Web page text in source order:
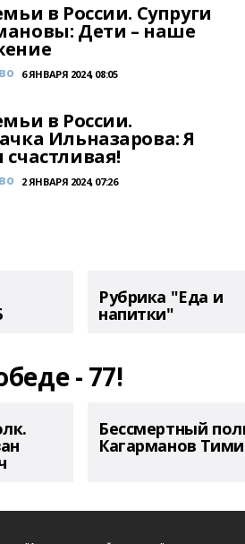
в России. Супруги
Дети – наше
6 ЯНВАРЯ 2024, 08:05
в России.
Ильназарова: Я
счастливая!
2 ЯНВАРЯ 2024, 07:26
Рубрика "Еда и
напитки"
- 77!
Бессмертный
Кагарманов